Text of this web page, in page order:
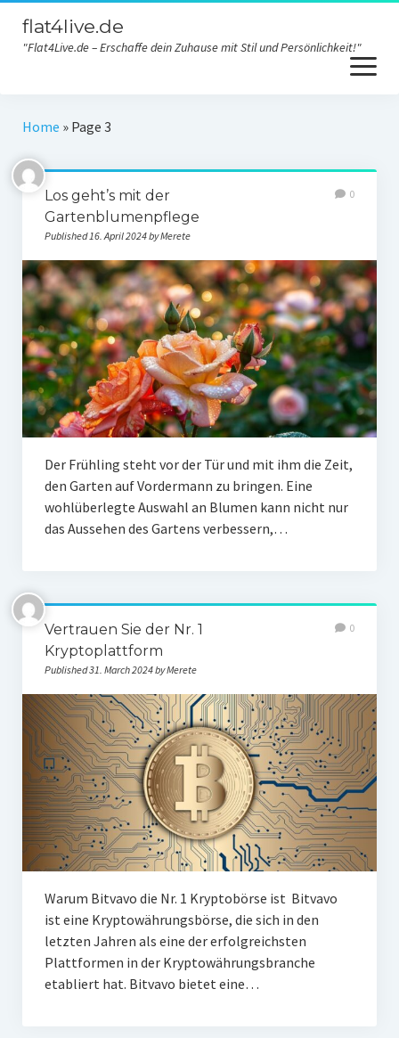
flat4live.de
"Flat4Live.de – Erschaffe dein Zuhause mit Stil und Persönlichkeit!"
open
menu
Home
Haus Dekoration
Möbel
Innere
Design
Contact
Privacy
Home » Page 3
Los geht’s mit der
Gartenblumenpflege
Published 16. April 2024 by Merete
0
Der Frühling steht vor der Tür und mit ihm die Zeit,
den Garten auf Vordermann zu bringen. Eine
wohlüberlegte Auswahl an Blumen kann nicht nur
das Aussehen des Gartens verbessern,…
Vertrauen Sie der Nr. 1
Kryptoplattform
Published 31. March 2024 by Merete
0
Warum Bitvavo die Nr. 1 Kryptobörse ist Bitvavo
ist eine Kryptowährungsbörse, die sich in den
letzten Jahren als eine der erfolgreichsten
Plattformen in der Kryptowährungsbranche
etabliert hat. Bitvavo bietet eine…